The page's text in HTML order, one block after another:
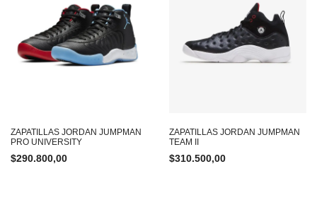
ZAPATILLAS JORDAN JUMPMAN
PRO UNIVERSITY
$290.800,00
ZAPATILLAS JORDAN JUMPMAN
TEAM II
$310.500,00